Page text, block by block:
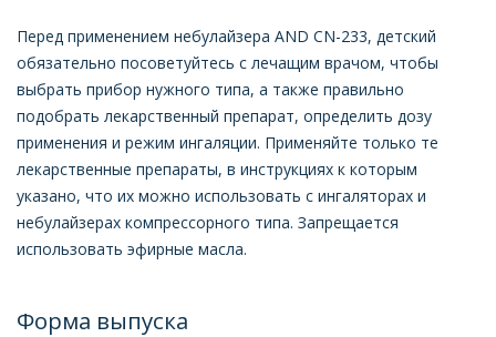
Перед применением небулайзера AND CN-233, детский
обязательно посоветуйтесь с лечащим врачом, чтобы
выбрать прибор нужного типа, а также правильно
подобрать лекарственный препарат, определить дозу
применения и режим ингаляции. Применяйте только те
лекарственные препараты, в инструкциях к которым
указано, что их можно использовать с ингаляторах и
небулайзерах компрессорного типа. Запрещается
использовать эфирные масла.
Форма выпуска